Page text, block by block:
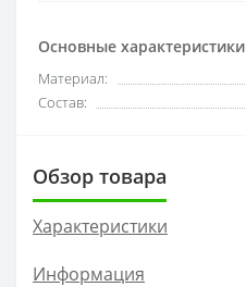
Основные характеристики
Материал:
Состав:
Обзор товара
Характеристики
Информация